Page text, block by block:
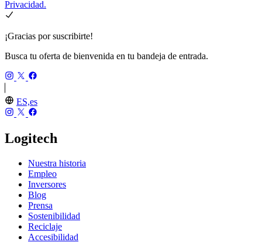
Privacidad.
¡Gracias por suscribirte!
Busca tu oferta de bienvenida en tu bandeja de entrada.
ES,es
Logitech
Nuestra historia
Empleo
Inversores
Blog
Prensa
Sostenibilidad
Reciclaje
Accesibilidad